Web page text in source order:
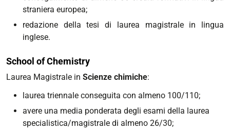
straniera europea;
redazione della tesi di laurea magistrale in lingua
inglese.
School of Chemistry
Laurea Magistrale in Scienze chimiche:
laurea triennale conseguita con almeno 100/110;
avere una media ponderata degli esami della laurea
specialistica/magistrale di almeno 26/30;